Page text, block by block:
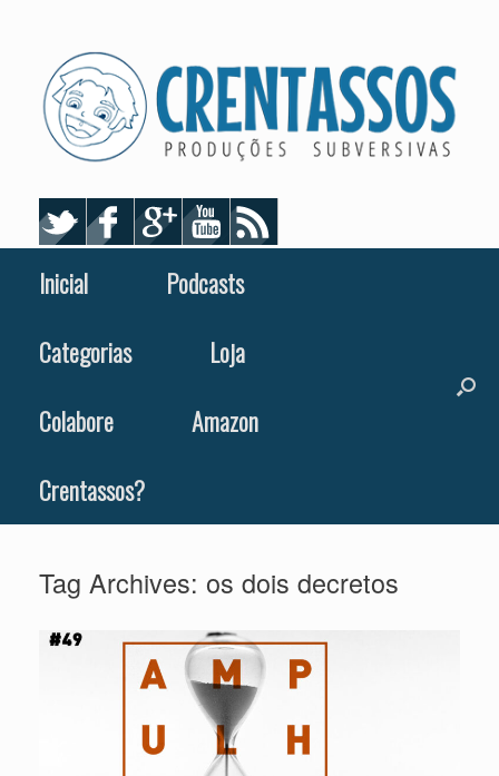
Inicial
Podcasts
Categorias
Loja
Colabore
Amazon
Crentassos?
Tag Archives: os dois decretos